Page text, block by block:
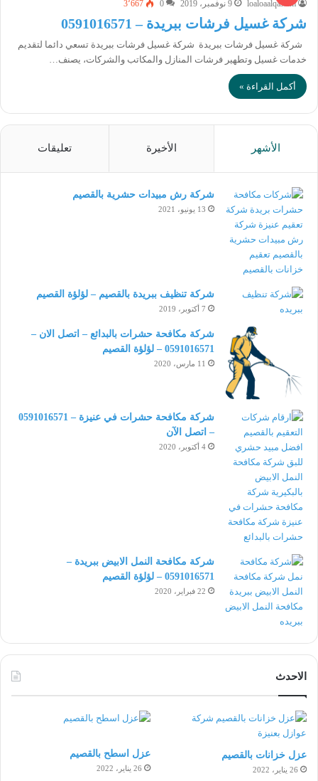
loaloaalqassim 9 نوفمبر، 2019 0 3٬667
شركة غسيل فرشات ببريدة – 0591016571
شركة غسيل فرشات ببريدة شركة غسيل فرشات ببريدة تسعي دائما لتقديم
خدمات غسيل وتطهير فرشات المنازل والمكاتب والشركات، يصنف…
أكمل القراءة »
الأشهر الأخيرة تعليقات
شركة رش مبيدات حشرية بالقصيم
13 يونيو، 2021
شركة تنظيف ببريدة بالقصيم – لؤلؤة القصيم
7 أكتوبر، 2019
شركة مكافحة حشرات بالبدائع – اتصل الان –
0591016571 – لؤلؤة القصيم
11 مارس، 2020
شركة مكافحة حشرات في عنيزة – 0591016571
– اتصل الآن
4 أكتوبر، 2020
شركة مكافحة النمل الابيض ببريدة –
0591016571 – لؤلؤة القصيم
22 فبراير، 2020
الاحدث
عزل خزانات بالقصيم
26 يناير، 2022
عزل اسطح بالقصيم
26 يناير، 2022